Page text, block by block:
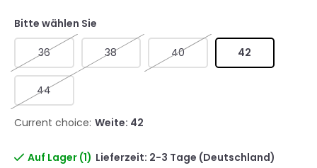
Bitte wählen Sie
36 38 40 42
44
Current choice: Weite: 42
Auf Lager (1) Lieferzeit: 2-3 Tage (Deutschland)